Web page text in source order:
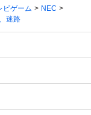
ビゲーム
NEC
迷路